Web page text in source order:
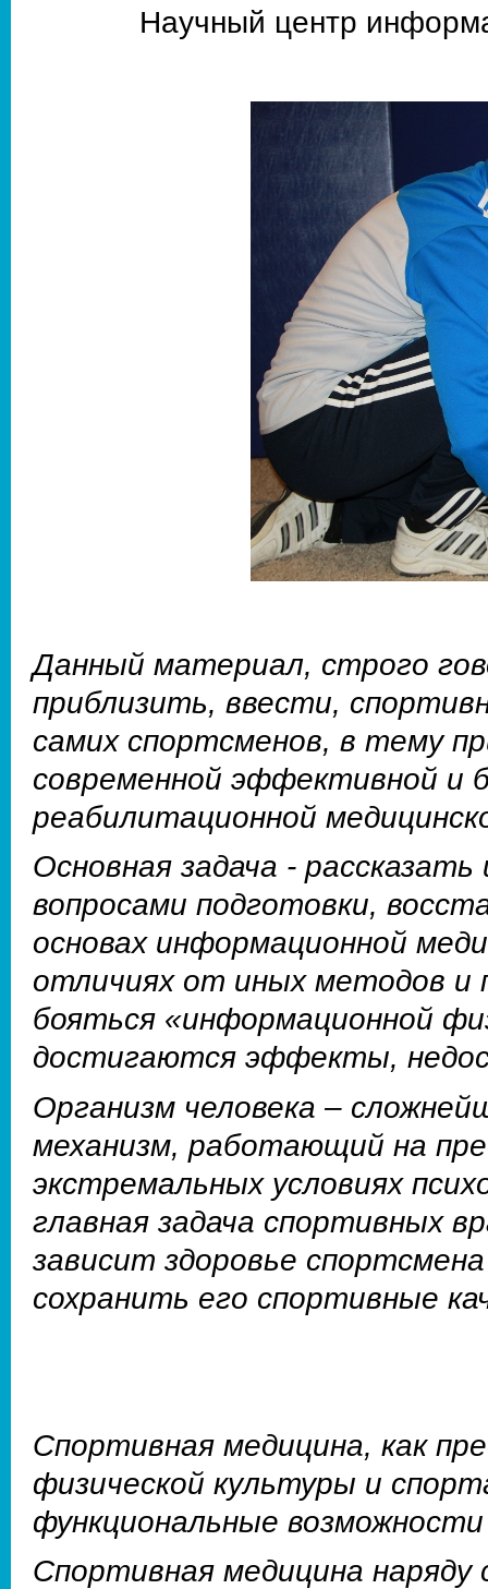
Научный центр
Данный материал, строго
приблизить, ввести,
самих спортсменов, в тему
современной эффективной и
реабилитационной
Основная задача -
вопросами подготовки,
основах информационной
отличиях от иных методов и
бояться «информационной
достигаются эффекты,
Организм человека –
механизм, работающий на
экстремальных условиях
главная задача спортивных
зависит здоровье
сохранить его спортивные
Спортивная медицина, как
физической культуры и
функциональные
Спортивная медицина наряду